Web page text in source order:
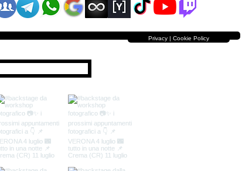
Privacy | Cookie Policy